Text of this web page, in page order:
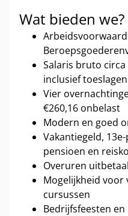
Wat bieden we?
Salaris bruto circa
inclusief toeslagen
Vier
€260,16 onbelast
Modern en goed
Vakantiegeld,
pensioen en
Overuren
Mogelijkheid voor
cursussen
Bedrijfsfeesten